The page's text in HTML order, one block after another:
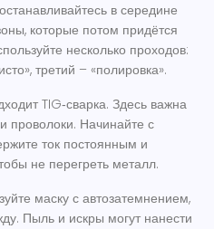
в середине
которые потом придётся
несколько проходов:
третий – «полировка».
TIG‑сварка. Здесь важна
проволоки. Начинайте с
ток постоянным и
не перегреть металл.
маску с автозатемнением,
Пыль и искры могут нанести